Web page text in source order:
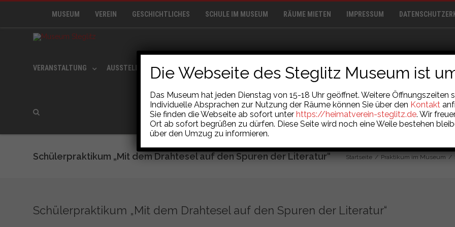
MUSEUM VEREIN GESCHICHTLICHES SCHULE IM MUSEUM RÄUME MIETEN IMPRESSUM
VERANSTALTUNG AUSSTELLUNG MUSEUMSCAFÉ MUSEUMSSHOP ARCHIV REPARATUR-CAFÉ JAROCK-
Schülerpraktikum „Mit dem Drahtesel auf den Spuren der Literatur“ Startseite / Praktikum im Museum /
Schülerpraktikum „Mit dem Drahtesel auf den Spuren der Literatur“
Die Webseite des Steglitz Museum ist
Das Museum hat jeden Dienstag von 15-18 Uhr geöffnet. Weitere Öffnungszeiten
Individuelle Absprachen zur Nutzung der Räume können Sie über den Kontakt
Sie finden die Webseite ab sofort unter https://heimatverein-steglitz.de. Wir
Ort ab sofort begrüßen zu dürfen. Diese Seite wird noch eine Weile bestehen
über den Umzug zu informieren.